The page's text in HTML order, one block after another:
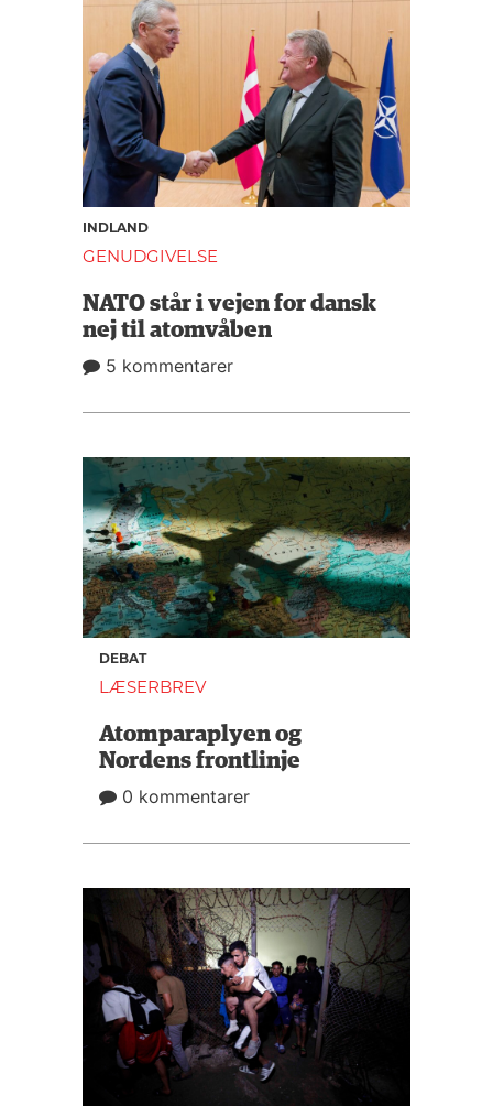
INDLAND
GENUDGIVELSE
NATO står i vejen for dansk
nej til atomvåben
5 kommentarer
DEBAT
LÆSERBREV
Atomparaplyen og
Nordens frontlinje
0 kommentarer